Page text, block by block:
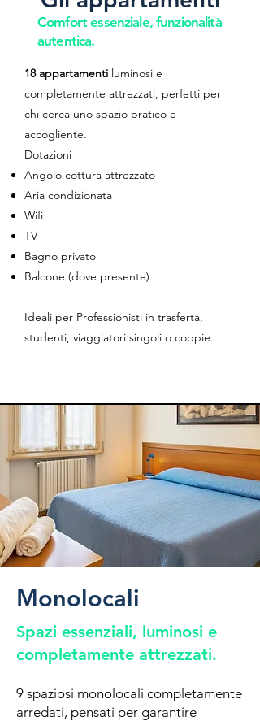
18 appartamenti luminosi e
completamente attrezzati, perfetti per
chi cerca uno spazio pratico e
accogliente.
Dotazioni
Angolo cottura attrezzato
Aria condizionata
Wifi
TV
Bagno privato
Balcone (dove presente)
Ideali per Professionisti in trasferta,
studenti, viaggiatori singoli o coppie.
Comfort essenziale, funzionalità
autentica.
Monolocali
Spazi essenziali, luminosi e
completamente attrezzati.
9 spaziosi monolocali completamente
arredati, pensati per garantire